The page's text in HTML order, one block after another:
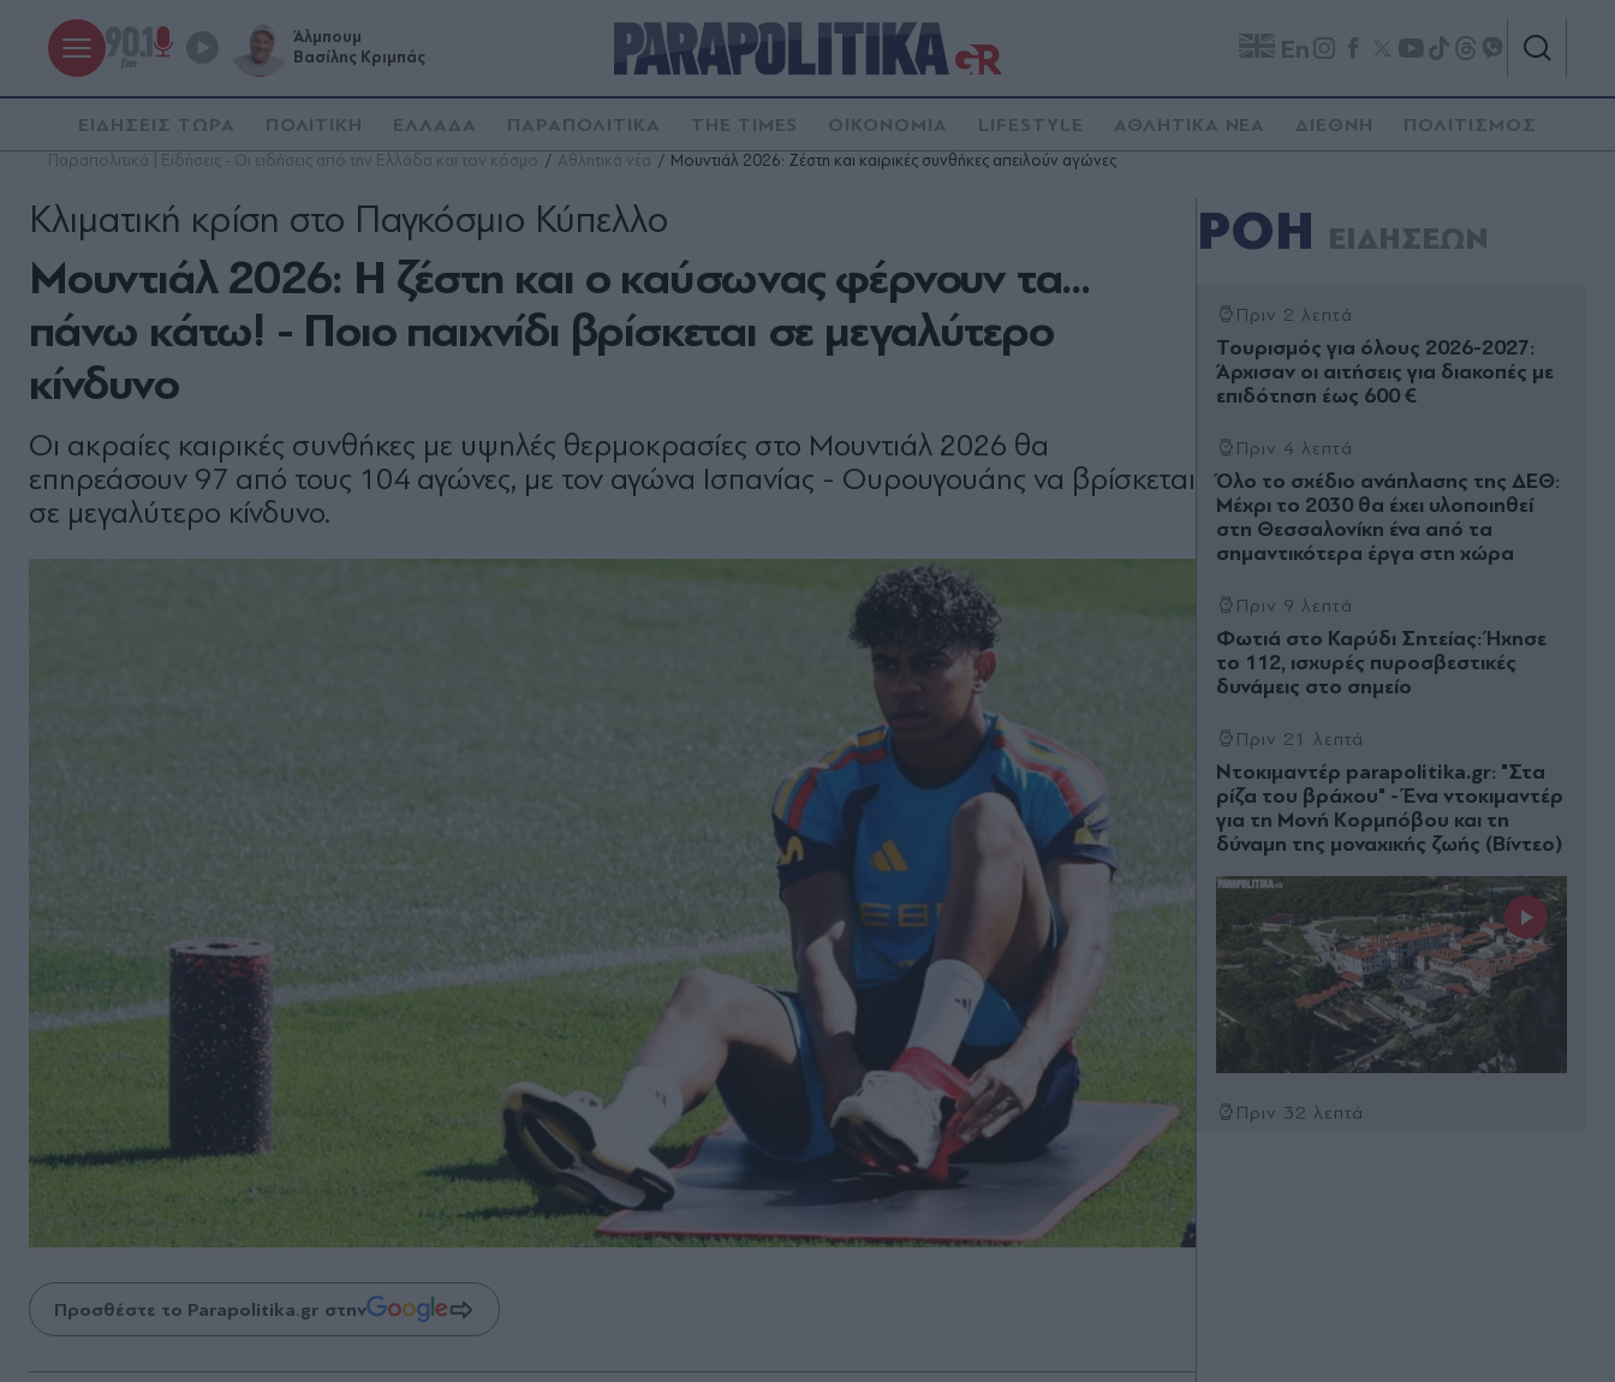
Άλμπουμ
Βασίλης Κριμπάς
En
ΕΙΔΗΣΕΙΣ ΤΩΡΑ ΠΟΛΙΤΙΚΗ ΕΛΛΑΔΑ ΠΑΡΑΠΟΛΙΤΙΚΑ THE TIMES ΟΙΚΟΝΟΜΙΑ LIFESTYLE ΑΘΛΗΤΙΚΑ ΝΕΑ ΔΙΕΘΝΗ ΠΟΛΙΤΙΣΜΟΣ
Παραπολιτικά | Ειδήσεις - Οι ειδήσεις από την Ελλάδα και τον κόσμο Αθλητικά νέα Μουντιάλ 2026: Ζέστη και καιρικές συνθήκες απειλούν αγώνες
Moυντιάλ 2026: Η ζέστη και ο καύσωνας φέρνουν τα...
πάνω κάτω! - Ποιο παιχνίδι βρίσκεται σε μεγαλύτερο
κίνδυνο
Κλιματική κρίση στο Παγκόσμιο Κύπελλο
Οι ακραίες καιρικές συνθήκες με υψηλές θερμοκρασίες στο Μουντιάλ 2026 θα
επηρεάσουν 97 από τους 104 αγώνες, με τον αγώνα Ισπανίας - Ουρουγουάης να βρίσκεται
σε μεγαλύτερο κίνδυνο.
Προσθέστε το Parapolitika.gr στην
ΡΟΗ ΕΙΔΗΣΕΩΝ
Πριν 2 λεπτά
Τουρισµός για όλους 2026-2027:
Άρχισαν οι αιτήσεις για διακοπές µε
επιδότηση έως 600 €
Πριν 4 λεπτά
Όλο το σχέδιο ανάπλασης της ∆ΕΘ:
Μέχρι το 2030 θα έχει υλοποιηθεί
στη Θεσσαλονίκη ένα από τα
σηµαντικότερα έργα στη χώρα
Πριν 9 λεπτά
Φωτιά στο Καρύδι Σητείας: Ήχησε
το 112, ισχυρές πυροσβεστικές
δυνάμεις στο σημείο
Πριν 21 λεπτά
Ντοκιμαντέρ parapolitika.gr: "Στα
ρίζα του βράχου" - Ένα ντοκιμαντέρ
για τη Μονή Κορμπόβου και τη
δύναμη της μοναχικής ζωής (Βίντεο)
Πριν 32 λεπτά